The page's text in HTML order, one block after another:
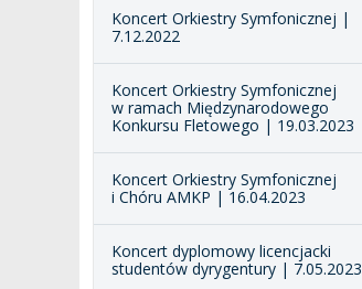
DOSTĘPNOŚĆ
PRESS
DOM STUDENCKI
Koncert Orkiestry Symfonicznej |
7.12.2022
Koncert Orkiestry Symfonicznej
w ramach Międzynarodowego
Konkursu Fletowego | 19.03.2023
Koncert Orkiestry Symfonicznej
i Chóru AMKP | 16.04.2023
Koncert dyplomowy licencjacki
studentów dyrygentury | 7.05.2023